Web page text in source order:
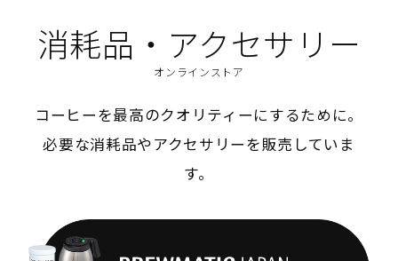
消耗品・アクセサリー
オンラインストア
コーヒーを最高のクオリティーにするために。
必要な消耗品やアクセサリーを販売していま
す。